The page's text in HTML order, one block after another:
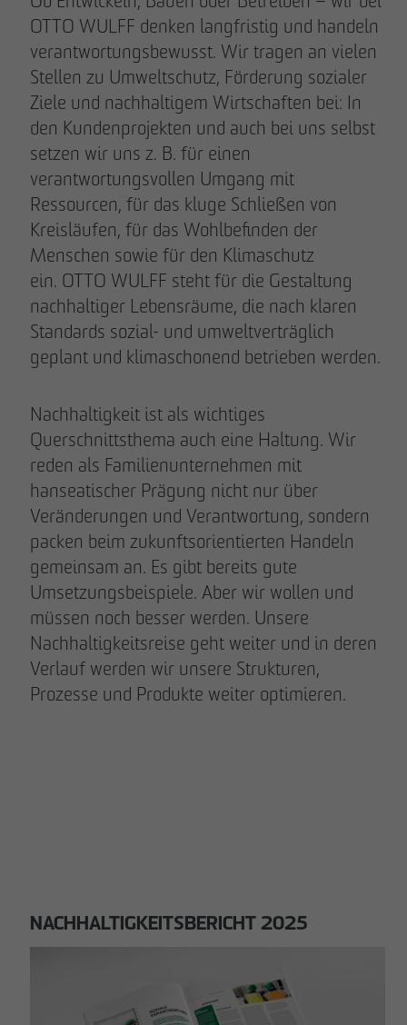
OTTO WULFF denken langfristig und handeln
verantwortungsbewusst. Wir tragen an vielen
Stellen zu Umweltschutz, Förderung sozialer
Ziele und nachhaltigem Wirtschaften bei: In
den Kundenprojekten und auch bei uns selbst
setzen wir uns z. B. für einen
verantwortungsvollen Umgang mit
Ressourcen, für das kluge Schließen von
Kreisläufen, für das Wohlbefinden der
Menschen sowie für den Klimaschutz
ein. OTTO WULFF steht für die Gestaltung
nachhaltiger Lebensräume, die nach klaren
Standards sozial- und umweltverträglich
geplant und klimaschonend betrieben werden.
Nachhaltigkeit ist als wichtiges
Querschnittsthema auch eine Haltung. Wir
reden als Familienunternehmen mit
hanseatischer Prägung nicht nur über
Veränderungen und Verantwortung, sondern
packen beim zukunftsorientierten Handeln
gemeinsam an. Es gibt bereits gute
Umsetzungsbeispiele. Aber wir wollen und
müssen noch besser werden. Unsere
Nachhaltigkeitsreise geht weiter und in deren
Verlauf werden wir unsere Strukturen,
Prozesse und Produkte weiter optimieren.
NACHHALTIGKEITSBERICHT 2025